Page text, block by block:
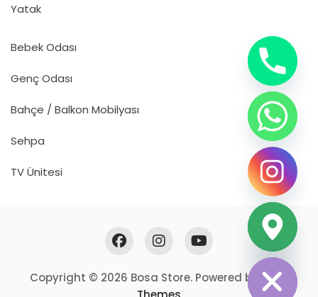
Yatak
Bebek Odası
Genç Odası
Bahçe / Balkon Mobilyası
Sehpa
TV Ünitesi
Copyright © 2026 Bosa Store. Powered by Bosa
Hide chaty